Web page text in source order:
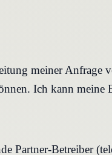
meiner Anfrage
Ich kann
Partner-Betreiber